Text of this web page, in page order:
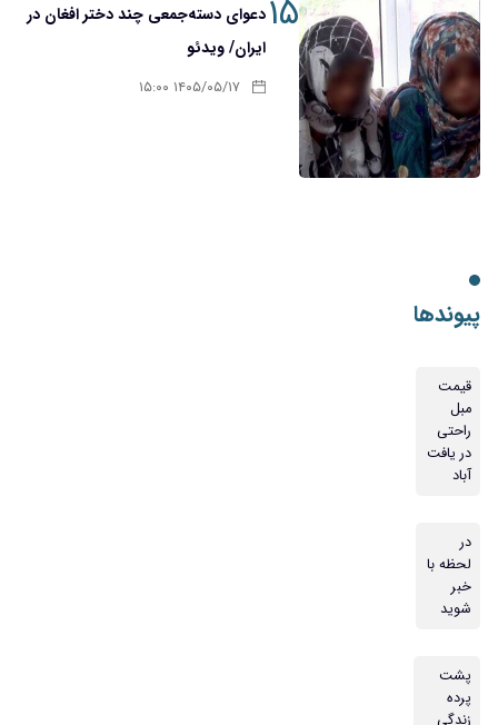
۱۵دعوای دسته‌جمعی چند دختر افغان در
ایران/ ویدئو
۱۴۰۵/۰۵/۱۷ ۱۵:۰۰